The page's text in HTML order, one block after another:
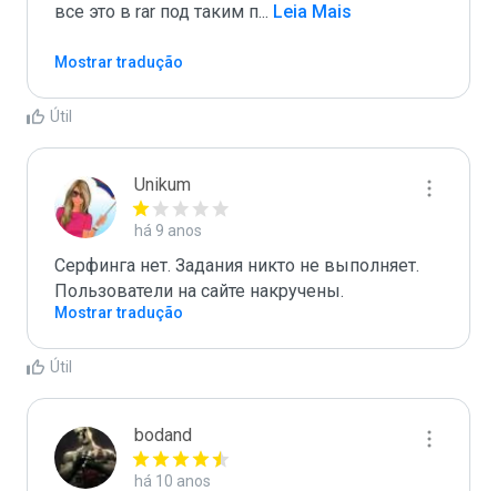
все это в rar под таким п... Leia Mais
Mostrar tradução
Útil
Unikum
há 9 anos
Серфинга нет. Задания никто не выполняет.
Пользователи на сайте накручены.
Mostrar tradução
Útil
bodand
há 10 anos